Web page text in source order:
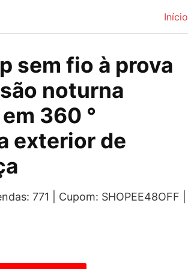
Início
sem fio à prova
noturna
360 °
exterior de
771 | Cupom: SHOPEE48OFF |